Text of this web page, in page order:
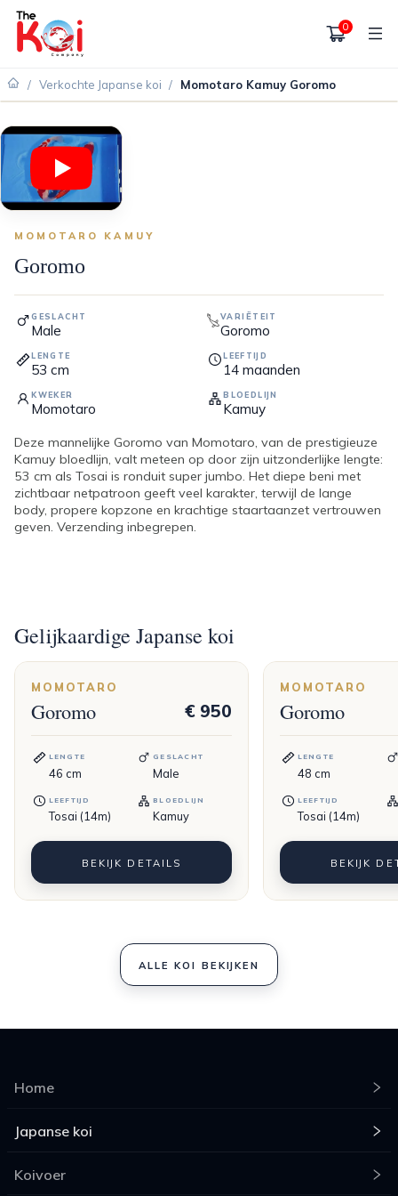
0
/ Verkochte Japanse koi / Momotaro Kamuy Goromo
VERKOCHT
MOMOTARO KAMUY
Goromo
GESLACHT
Male
VARIËTEIT
Goromo
LENGTE
53 cm
LEEFTIJD
14 maanden
KWEKER
Momotaro
BLOEDLIJN
Kamuy
Deze mannelijke Goromo van Momotaro, van de prestigieuze
Kamuy bloedlijn, valt meteen op door zijn uitzonderlijke lengte:
53 cm als Tosai is ronduit super jumbo. Het diepe beni met
zichtbaar netpatroon geeft veel karakter, terwijl de lange
body, propere kopzone en krachtige staartaanzet vertrouwen
geven. Verzending inbegrepen.
Gelijkaardige Japanse koi
MOMOTARO
Goromo € 950
LENGTE
46 cm
GESLACHT
Male
LEEFTIJD
Tosai (14m)
BLOEDLIJN
Kamuy
BEKIJK DETAILS
MOMOTARO
Goromo
LENGTE
48 cm
LEEFTIJD
Tosai (14m)
BEKIJK
ALLE KOI BEKIJKEN
Home
Japanse koi
Koivoer